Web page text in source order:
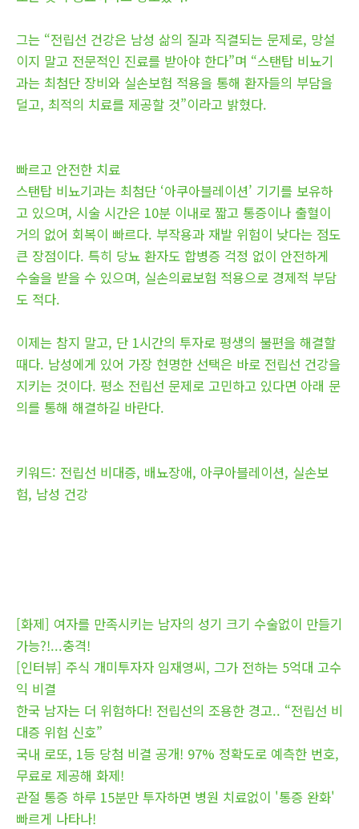
그는 “전립선 건강은 남성 삶의 질과 직결되는 문제로, 망설
이지 말고 전문적인 진료를 받아야 한다”며 “스탠탑 비뇨기
과는 최첨단 장비와 실손보험 적용을 통해 환자들의 부담을
덜고, 최적의 치료를 제공할 것”이라고 밝혔다.
빠르고 안전한 치료
스탠탑 비뇨기과는 최첨단 ‘아쿠아블레이션’ 기기를 보유하
고 있으며, 시술 시간은 10분 이내로 짧고 통증이나 출혈이
거의 없어 회복이 빠르다. 부작용과 재발 위험이 낮다는 점도
큰 장점이다. 특히 당뇨 환자도 합병증 걱정 없이 안전하게
수술을 받을 수 있으며, 실손의료보험 적용으로 경제적 부담
도 적다.
이제는 참지 말고, 단 1시간의 투자로 평생의 불편을 해결할
때다. 남성에게 있어 가장 현명한 선택은 바로 전립선 건강을
지키는 것이다. 평소 전립선 문제로 고민하고 있다면 아래 문
의를 통해 해결하길 바란다.
키워드: 전립선 비대증, 배뇨장애, 아쿠아블레이션, 실손보
험, 남성 건강
[화제] 여자를 만족시키는 남자의 성기 크기 수술없이 만들기
가능?!...충격!
[인터뷰] 주식 개미투자자 임재영씨, 그가 전하는 5억대 고수
익 비결
한국 남자는 더 위험하다! 전립선의 조용한 경고.. “전립선 비
대증 위험 신호”
국내 로또, 1등 당첨 비결 공개! 97% 정확도로 예측한 번호,
무료로 제공해 화제!
관절 통증 하루 15분만 투자하면 병원 치료없이 '통증 완화'
빠르게 나타나!